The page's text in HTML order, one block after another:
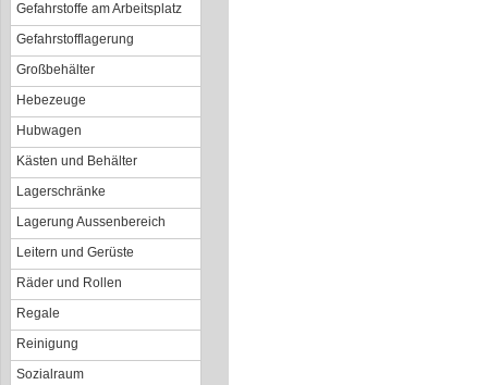
Gefahrstoffe am Arbeitsplatz
Gefahrstofflagerung
Großbehälter
Hebezeuge
Hubwagen
Kästen und Behälter
Lagerschränke
Lagerung Aussenbereich
Leitern und Gerüste
Räder und Rollen
Regale
Reinigung
Sozialraum